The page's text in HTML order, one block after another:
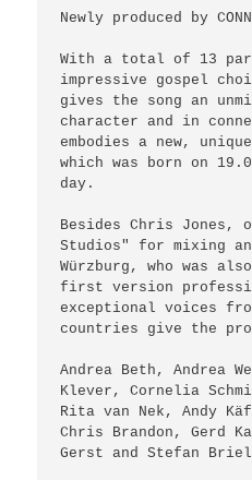
Newly produced by
With a total of 13
impressive gospel
gives the song an
character and in
embodies a new,
which was born on
day.
Besides Chris Jones,
Studios" for mixing
Würzburg, who was
first version
exceptional voices
countries give the
Andrea Beth, Andrea
Klever, Cornelia
Rita van Nek, Andy
Chris Brandon, Gerd
Gerst and Stefan